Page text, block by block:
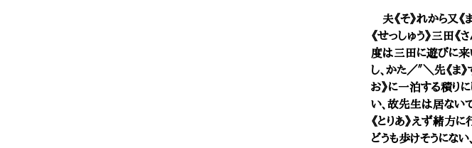
夫《そ》れから又《
《せっしゅう》三田《
度は三田に遊びに来
し、かた／″＼先《ま
お》に一泊する積り
い、故先生は居ない
《とりあ》えず緒方
どうも歩けそうにない